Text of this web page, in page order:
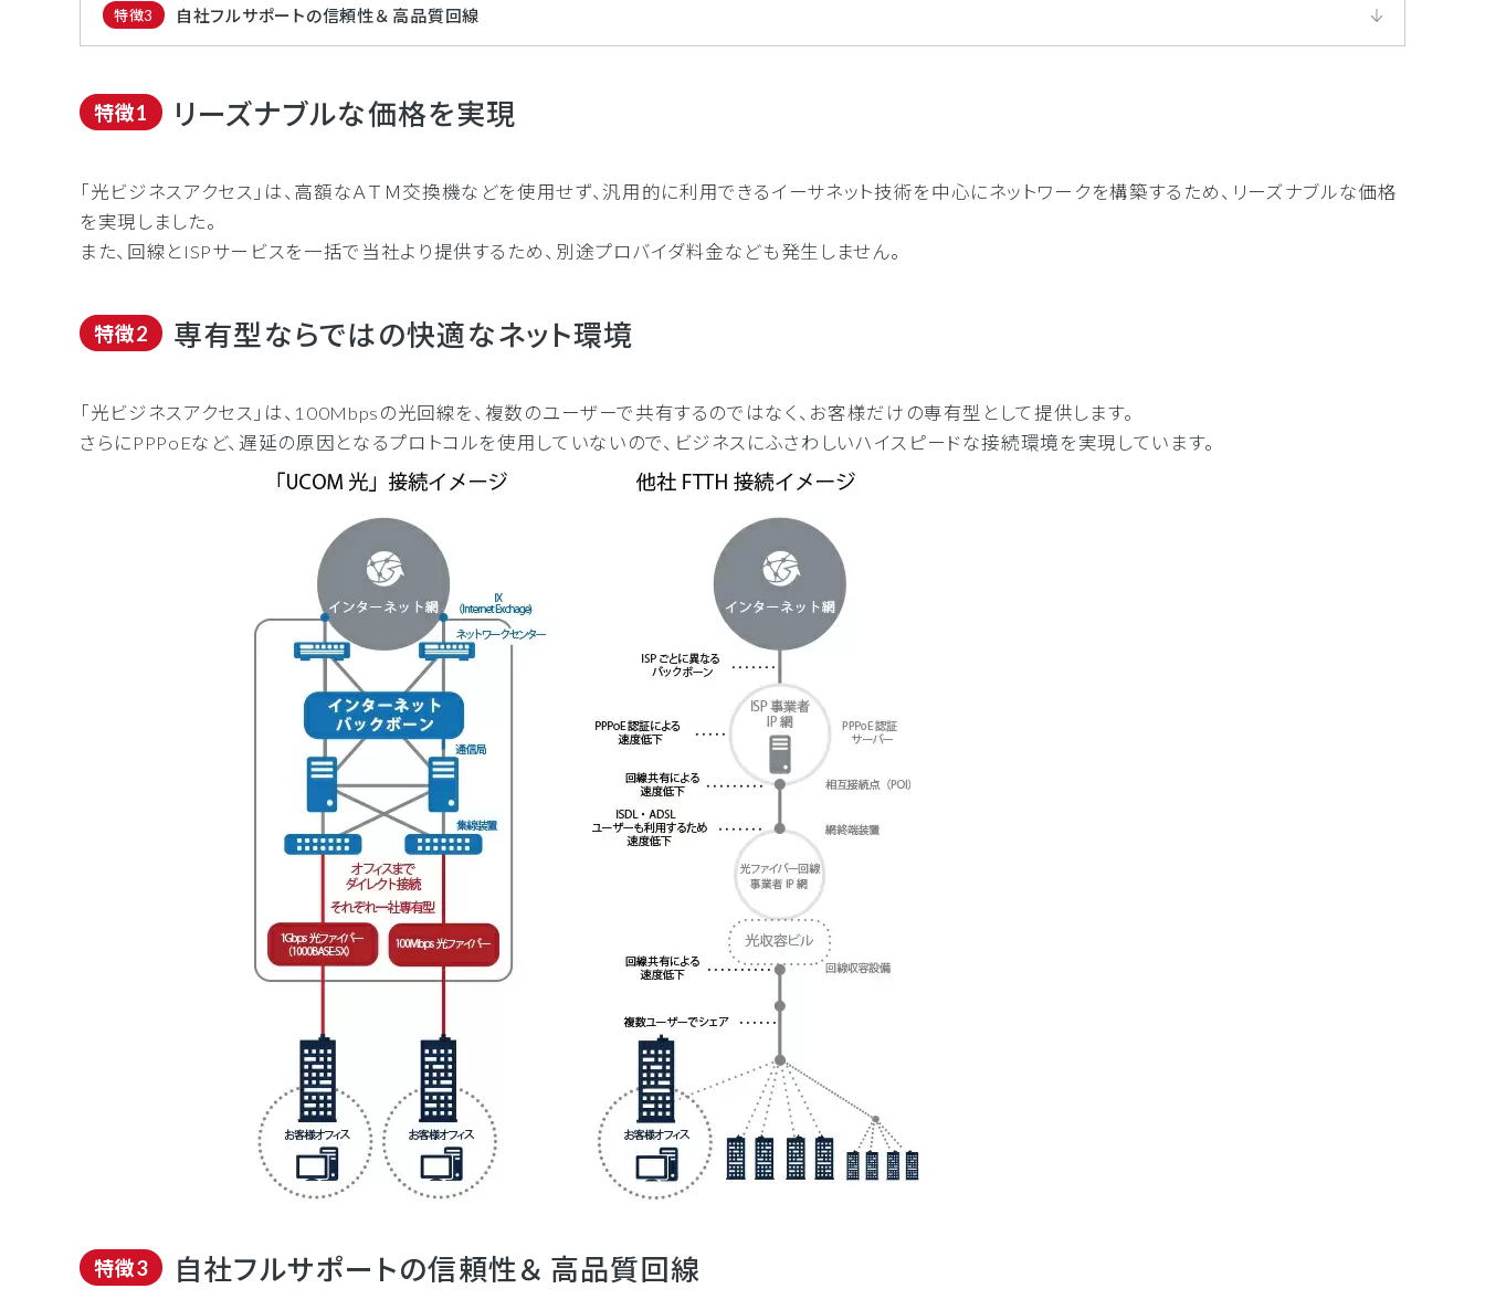
特徴3 自社フルサポートの信頼性＆ 高品質回線
特徴1 リーズナブルな価格を実現
「光ビジネスアクセス」は、高額なＡＴＭ交換機などを使用せず、汎用的に利用できるイーサネット技術を中心にネットワークを構築するため、リーズナブルな価格
を実現しました。
また、回線とISPサービスを一括で当社より提供するため、別途プロバイダ料金なども発生しません。
特徴2 専有型ならではの快適なネット環境
「光ビジネスアクセス」は、100Mbpsの光回線を、複数のユーザーで共有するのではなく、お客様だけの専有型として提供します。
さらにPPPoEなど、遅延の原因となるプロトコルを使用していないので、ビジネスにふさわしいハイスピードな接続環境を実現しています。
特徴3 自社フルサポートの信頼性＆ 高品質回線